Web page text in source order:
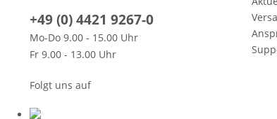
+49 (0) 4421 9267-0
Mo-Do 9.00 - 15.00 Uhr
Fr 9.00 - 13.00 Uhr
Folgt uns auf